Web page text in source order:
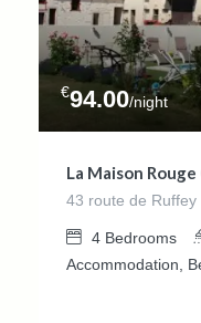
€94.00/night
La Maison
43 route de Ruffey
4 Bedrooms
Accommodation,